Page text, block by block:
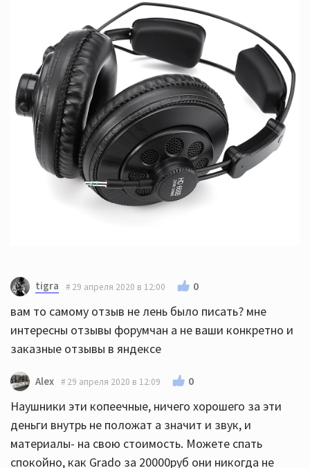
tigra 29 апреля 2020 в 12:00 0
вам то самому отзыв не лень было писать? мне
интересны отзывы форумчан а не ваши конкретно и
заказные отзывы в яндексе
Alex 29 апреля 2020 в 12:09 0
Наушники эти копеечные, ничего хорошего за эти
деньги внутрь не положат а значит и звук, и
материалы- на свою стоимость. Можете спать
спокойно, как Grado за 20000руб они никогда не